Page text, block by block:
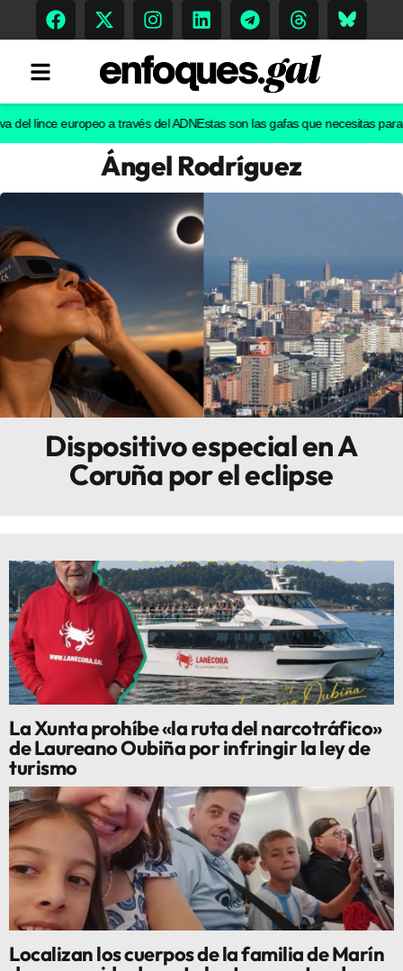
Gastronomía
Escenarios
Sostenibilidad
Innova
europeo a través del ADNEstas son las gafas que necesitas para ver
Ángel Rodríguez
Dispositivo especial en A
Coruña por el eclipse
La Xunta prohíbe «la ruta del narcotráfico»
de Laureano Oubiña por infringir la ley de
turismo
Localizan los cuerpos de la familia de Marín